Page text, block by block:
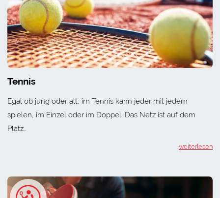
Tennis
Egal ob jung oder alt, im Tennis kann jeder mit jedem
spielen, im Einzel oder im Doppel. Das Netz ist auf dem
Platz…
weiterlesen